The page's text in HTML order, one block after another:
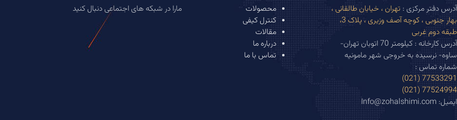
آدرس دفتر مرکزی : تهران ، خیابان طالقانی ،
بهار جنوبی ، کوچه آصف وزیری ، پلاک 3،
طبقه دوم غربی
آدرس کارخانه : کیلومتر 70 اتوبان تهران-
ساوه- نرسیده به خروجی شهر مامونیه
شماره تماس :
77533291 (021)
77524994 (021)
ایمیل: Info@zohalshimi.com
محصولات
کنترل کیفی
مقالات
درباره ما
تماس با ما
مارا در شبکه های اجتماعی دنبال کنید